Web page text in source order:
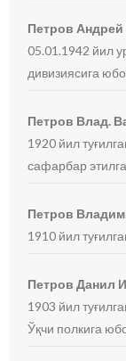
Петров
05.01.1942 йил
дивизиясига
Петров Влад.
1920 йил
сафарбар
Петров
1910 йил
Петров Данил
1903 йил
Ўқчи полкига